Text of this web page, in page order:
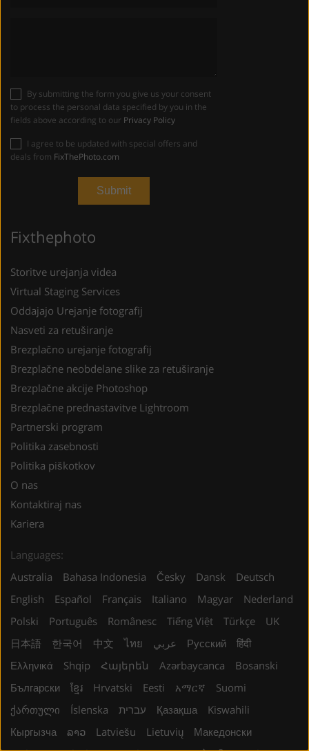
to process the personal data specified by you in the
fields above according to our Privacy Policy
deals from FixThePhoto.com
Fixthephoto
Storitve urejanja videa
Virtual Staging Services
Oddajajo Urejanje fotografij
Nasveti za retuširanje
Brezplačno urejanje fotografij
Brezplačne neobdelane slike za retuširanje
Brezplačne akcije Photoshop
Brezplačne prednastavitve Lightroom
Partnerski program
Politika zasebnosti
Politika piškotkov
O nas
Kontaktiraj nas
Kariera
Languages:
Australia
Bahasa Indonesia Česky Dansk
Deutsch
English
Español Français Italiano Magyar
Nederland
Polski
Português Românesc Tiếng Việt Türkçe
UK
日本語
한국어 中文 ไทย عربي Русский
हिंदी
Ελληνικά
Shqip Հայերեն Azərbaycanca
Bosanski
Български
ខ្មែរ Hrvatski Eesti አማርኛ
Suomi
ქართული
Íslenska עברית Қазақша
Kiswahili
Кыргызча
ລາວ Latviešu Lietuvių
Македонски